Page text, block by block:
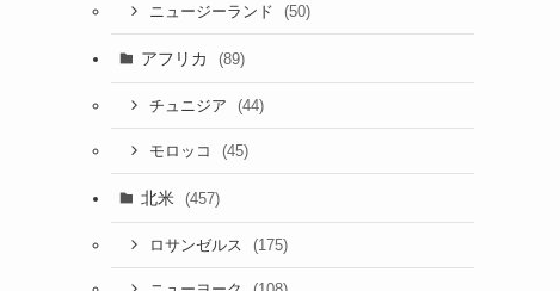
ニュージーランド (50)
アフリカ (89)
チュニジア (44)
モロッコ (45)
北米 (457)
ロサンゼルス (175)